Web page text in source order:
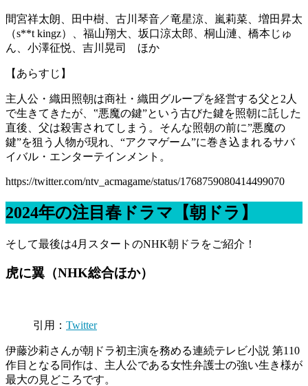
間宮祥太朗、田中樹、古川琴音／竜星涼、嵐莉菜、増田昇太
（s**t kingz）、福山翔大、坂口涼太郎、桐山漣、橋本じゅ
ん、小澤征悦、吉川晃司 ほか
【あらすじ】
主人公・織田照朝は商社・織田グループを経営する父と2人
で生きてきたが、‟悪魔の鍵”という古びた鍵を照朝に託した
直後、父は殺害されてしまう。そんな照朝の前に”悪魔の
鍵”を狙う人物が現れ、“アクマゲーム”に巻き込まれるサバ
イバル・エンターテインメント。
https://twitter.com/ntv_acmagame/status/1768759080414499070
2024年の注目春ドラマ【朝ドラ】
そして最後は4月スタートのNHK朝ドラをご紹介！
虎に翼（NHK総合ほか）
引用： Twitter
伊藤沙莉さんが朝ドラ初主演を務める連続テレビ小説 第110
作目となる同作は、主人公である女性弁護士の強い生き様が
最大の見どころです。